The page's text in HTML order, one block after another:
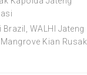
WALHI Jateng
Kian Rusak